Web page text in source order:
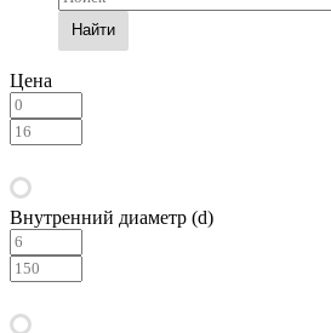
Найти
Цена
Внутренний диаметр (d)